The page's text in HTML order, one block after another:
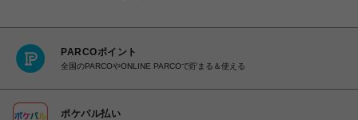
PARCOポイント
全国のPARCOやONLINE PARCOで貯まる＆使える
ポケパル払い